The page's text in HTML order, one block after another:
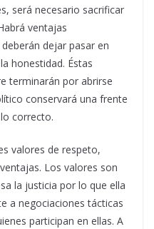
será necesario sacrificar
ventajas
dejar pasar en
honestidad. Éstas
terminarán por abrirse
conservará una frente
correcto.
valores de respeto,
Los valores son
la justicia por lo que ella
a negociaciones tácticas
participan en ellas. A